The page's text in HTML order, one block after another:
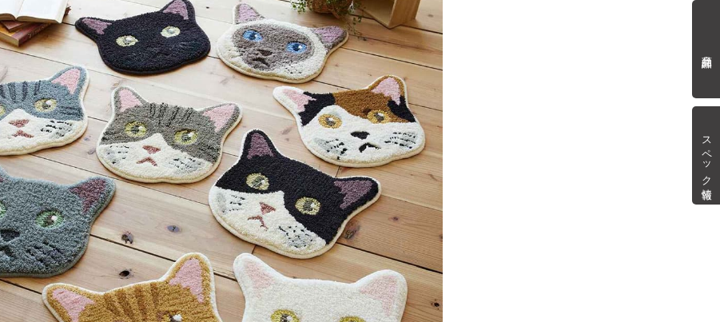
スペック情報